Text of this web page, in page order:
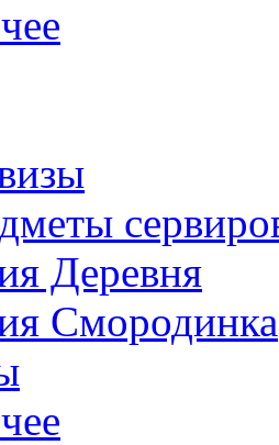
Деревня
Смородинка